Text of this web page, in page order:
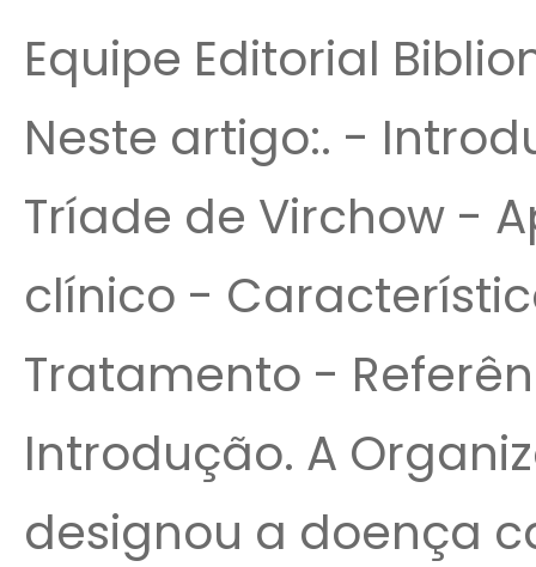
Equipe Editorial
Neste artigo:. -
Tríade de Virchow -
clínico -
Tratamento -
Introdução. A
designou a doença